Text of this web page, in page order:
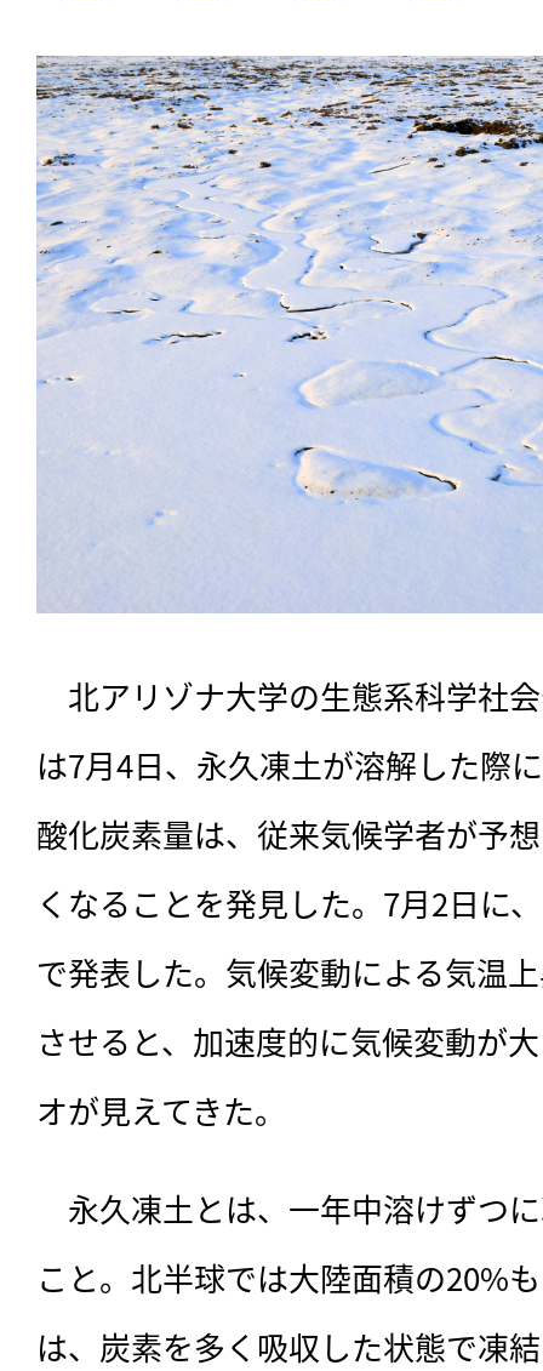
北アリゾナ大学の生態系科学社
は7月4日、永久凍土が溶解した際
酸化炭素量は、従来気候学者が予
くなることを発見した。7月2日に
で発表した。気候変動による気温
させると、加速度的に気候変動が
オが見えてきた。
永久凍土とは、一年中溶けずつ
こと。北半球では大陸面積の20%
は、炭素を多く吸収した状態で凍